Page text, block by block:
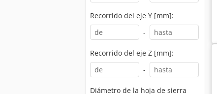
Recorrido del eje Y [mm]:
-
Recorrido del eje Z [mm]:
-
Diámetro de la hoja de sierra